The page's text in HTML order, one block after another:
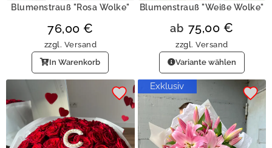
Blumenstrauß "Rosa Wolke"
76,00 €
zzgl. Versand
In Warenkorb
Blumenstrauß "Weiße Wolke"
ab 75,00 €
zzgl. Versand
Variante wählen
Exklusiv